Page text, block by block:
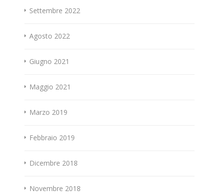
Settembre 2022
Agosto 2022
Giugno 2021
Maggio 2021
Marzo 2019
Febbraio 2019
Dicembre 2018
Novembre 2018